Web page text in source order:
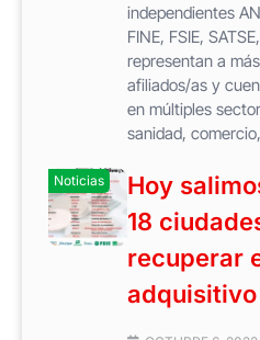
independientes
FINE, FSIE,
representan a
afiliados/as y
en múltiples
sanidad,
Noticias
Hoy
18
recuperar